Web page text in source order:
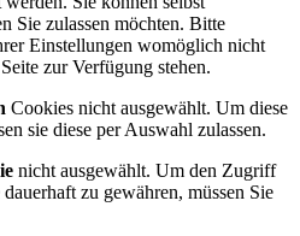
Sie zulassen möchten. Bitte
Einstellungen womöglich nicht
zur Verfügung stehen.
Cookies nicht ausgewählt. Um diese
sie diese per Auswahl zulassen.
nicht ausgewählt. Um den Zugriff
zu gewähren, müssen Sie